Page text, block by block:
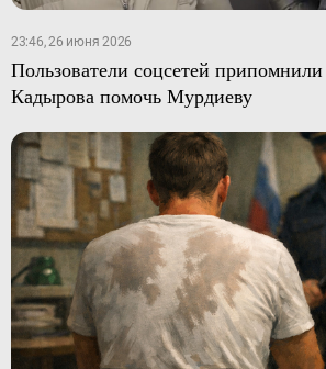
23:46, 26 июня 2026
Пользователи соцсетей
Кадырова помочь Мурдиеву